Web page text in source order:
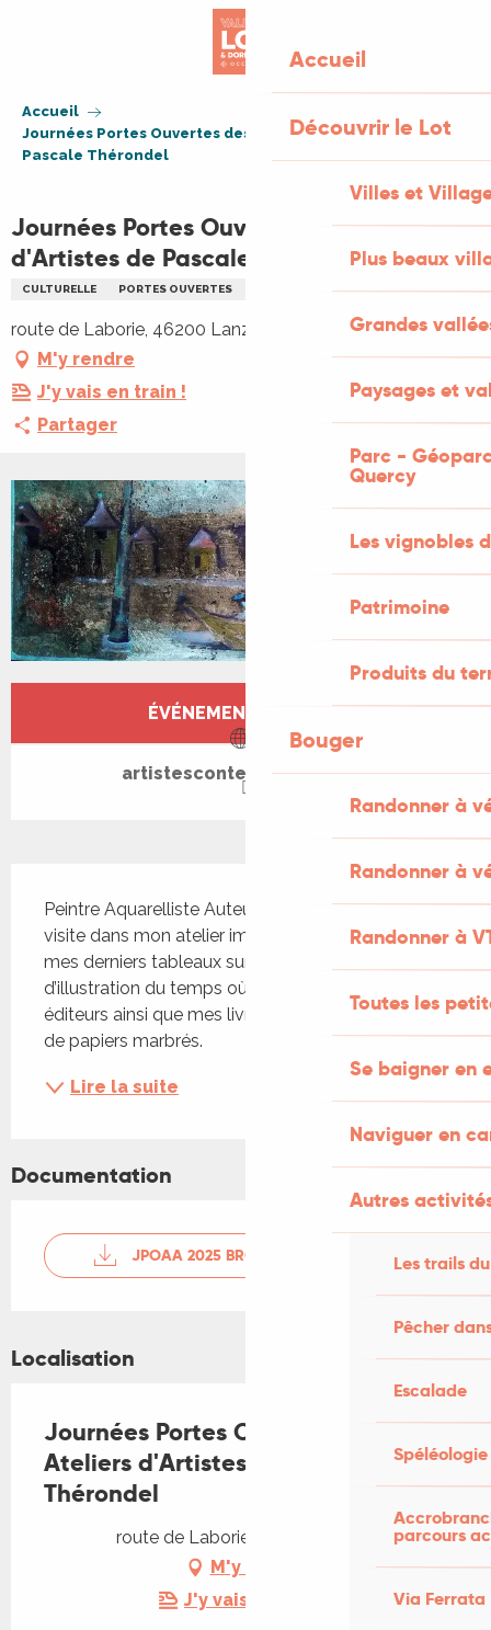
Accueil
Découvrir le Lot
Villes et
Plus beaux
Grandes
Paysages et
Parc -
Quercy
Les vignobles
Patrimoine
Produits du
Bouger
Randonner à
Randonner à
Randonner à
Toutes les
Se baigner en
Naviguer en
Autres
Les trails
Pêcher
Escalade
Spéléologie
parcours
Via Ferrata
Accueil
Journées Portes Ouvertes des Ateliers d'Artistes de
Pascale Thérondel
Journées Portes Ouvertes des Ateliers
d'Artistes de Pascale Thérondel
CULTURELLE PORTES OUVERTES PEINTURE
route de Laborie, 46200 Lanzac
M'y rendre
J'y vais en train !
Partager
Ouverture et coordonnées
ÉVÉNEMENT TERMINÉ
artistescontemporains.org
Peintre Aquarelliste Auteure Je vous propose une
visite dans mon atelier improvisé. Vous y verrez
mes derniers tableaux sur toile, des dessins
d’illustration du temps où je travaillais pour les
éditeurs ainsi que mes livres auto-édités décorés
de papiers marbrés.
Lire la suite
Documentation
JPOAA 2025 BROCHURE WEB
Localisation
Journées Portes Ouvertes des
Ateliers d'Artistes de Pascale
Thérondel
route de Laborie, 46200 Lanzac
M'y rendre
J'y vais en train !